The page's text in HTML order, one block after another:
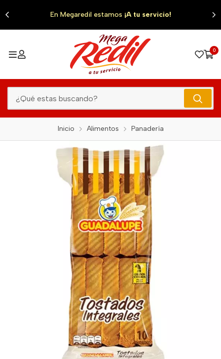
En Megaredil estamos ¡A tu servicio!
0
Inicio Alimentos Panadería